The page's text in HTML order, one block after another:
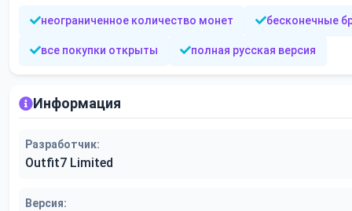
неограниченное количество монет бесконечные
все покупки открыты полная русская версия
Информация
Разработчик:
Outfit7 Limited
Версия: